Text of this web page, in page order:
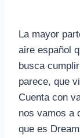
La mayor
aire español
busca
parece, que
Cuenta con
nos vamos a
que es